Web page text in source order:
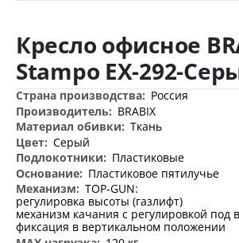
к
началу
галереи
изображений
Кресло офисное
Stampo EX-292-
Дополнительная
информация
Россия
BRABIX
Ткань
Серый
Пластиковые
Пластиковое пятилучье
TOP-GUN:
регулировка высоты (газлифт)
механизм качания с регулировкой под
фиксация в вертикальном положении